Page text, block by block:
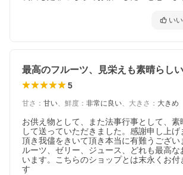
い
最高のフルーツ、見栄えも素晴らしい
5
甘さ ： 甘い、 鮮度 ： 非常に良い、 大きさ ： 大きめ
お供え物として、また法事行事として、素
して送っていただきました。感謝申し上げ
頂き我儘をきいて頂き本当に有難うござい
ルーツ、ゼリー、ジュース、どれも最高な
います。こちらのショップとは末永くお付
す